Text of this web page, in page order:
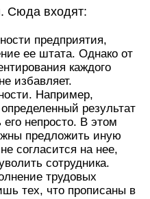
Сюда входят:
предприятия,
ее штата. Однако от
каждого
избавляет.
Например,
результат
непросто. В этом
предложить иную
согласится на нее,
сотрудника.
трудовых
тех, что прописаны в